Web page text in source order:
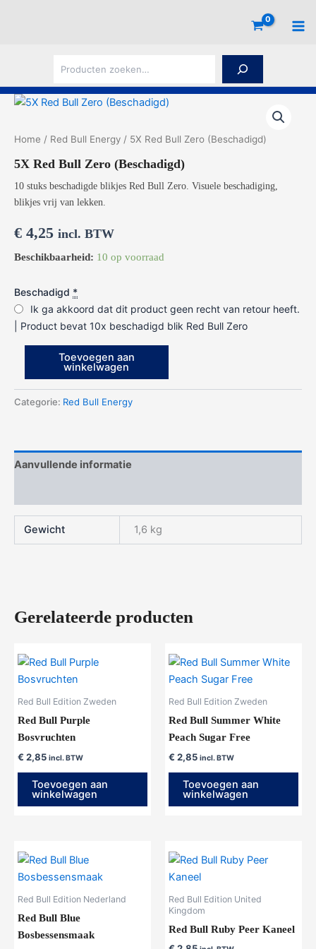
e
k
Home / Red Bull Energy / 5X Red Bull Zero (Beschadigd)
5X Red Bull Zero (Beschadigd)
10 stuks beschadigde blikjes Red Bull Zero. Visuele beschadiging,
blikjes vrij van lekken.
€ 4,25 incl. BTW
Beschikbaarheid: 10 op voorraad
Beschadigd *
Ik ga akkoord dat dit product geen recht van retour heeft.
| Product bevat 10x beschadigd blik Red Bull Zero
Bull
Zero
(Beschadigd)
Toevoegen aan
winkelwagen
Categorie: Red Bull Energy
Aanvullende informatie
Gewicht 1,6 kg
Gerelateerde producten
Red Bull Edition Zweden
Red Bull Purple
Bosvruchten
€ 2,85 incl. BTW
Toevoegen aan
winkelwagen
Red Bull Edition Zweden
Red Bull Summer White
Peach Sugar Free
€ 2,85 incl. BTW
Toevoegen aan
winkelwagen
Red Bull Edition Nederland
Red Bull Blue
Bosbessensmaak
Red Bull Edition United
Kingdom
Red Bull Ruby Peer Kaneel